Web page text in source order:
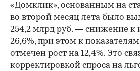
«Домклик», основанным на
во второй месяц лета было
254,2 млрд руб. — снижение к
26,6%, при этом к
отмечен рост на 12,4%. Это
корректировкой спроса на